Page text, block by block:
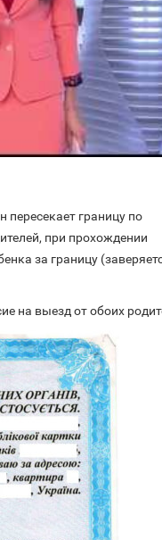
пересекает границу по
при прохождении
за границу
на выезд от обоих